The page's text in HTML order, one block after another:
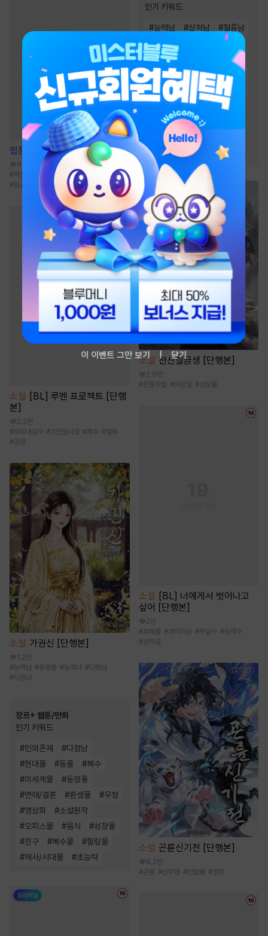
웹툰 원 플러스 투
94.2만
#학원/캠퍼스 대형견공 #울보공
#능글공 #다공일수
소설 [BL] 루멘 프로젝트 [단행
본]
2.2만
#외유내강수 #3인칭시점 #복수 #질투
#강공
소설 가권신 [단행본]
1.2만
#능력남 #동양풍 #능력녀 #다정남
#다정녀
장르+ 웹툰/만화
인기 키워드
#인외존재 #다정남
#현대물 #동물 #복수
#이세계물 #동양풍
#연애/결혼 #환생물 #우정
#영상화 #소설원작
#오피스물 #음식 #성장물
#친구 #복수물 #힐링물
#역사/시대물 #초능력
인기 키워드
#능력남 #상처남 #절륜남
#다정남
#집착남
#계략남 # 첫사랑 #직진남
# 재벌남 순진녀 #능력녀
#왕족/귀족 #
순정남
재회물 #고수위
몸정>맘정 #오해
# 상처녀
소설 천산칠금생 [단행본]
2.6만
#전통무협 #비장함 #성장물
소설 [BL] 너에게서 벗어나고
싶어 [단행본]
2만
#피폐물 #개아가공 #무심수 #능력수
#상처공
소설 곤륜신기전 [단행본]
8.2만
#곤륜 #신무협 #선협물 #정파
이 이벤트 그만 보기 닫기